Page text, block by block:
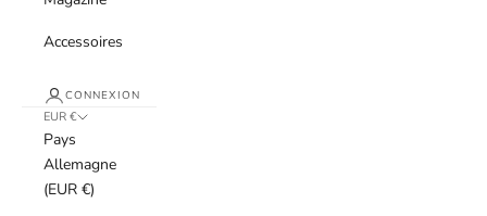
Accessoires
CONNEXION
EUR €
Pays
Allemagne
(EUR €)